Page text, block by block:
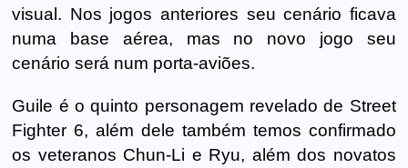
visual. Nos jogos anteriores seu cenário ficava
numa base aérea, mas no novo jogo seu
cenário será num porta-aviões.
Guile é o quinto personagem revelado de Street
Fighter 6, além dele também temos confirmado
os veteranos Chun-Li e Ryu, além dos novatos